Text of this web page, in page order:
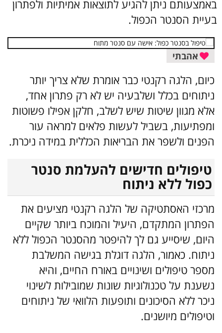
באמצעותם ניתן להגיע לתוצאות אמיתיות ולפתרון
בעיית הסנטר הכפול.
אהבתי
כיום, הלגה רקנטי כבר אומרת שלא צריך יותר
ניתוחים בכלל ושלבעיה יש לא רק פתרון אחד,
אלא מגוון שיטות שיש לשלב, חלקן אפילו פשוטות
ומפתיעות, בשביל לעשות פלאים למראה עור
הפנים ולשפר את הבריאות הכללית במידה ניכרת.
טיפולים חדישים להעלמת סנטר
כפול ללא ניתוח
מרכזי האסתטיקה של הלגה רקנטי מציעים את
הפתרון המתקדם, היעיל והמוכח ביותר שקיים
היום, שיסייע גם לך להיפטר מהסנטר הכפול ללא
ניתוח. כאמור, הלגה דוגלת בגישה המשלבת
מספר טיפולים ושינויים באורח החיים, והיא
נשענת על טכנולוגיות שונות שמובילות לשינוי
ניכר ללא הסיכונים ותופעות הלוואי של ניתוחים
וטיפולים מיושנים.